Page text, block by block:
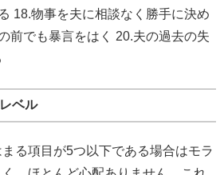
18.物事を夫に相談なく勝手に決め
前でも暴言をはく 20.夫の過去の失
ベル
る項目が5つ以下である場合はモラ